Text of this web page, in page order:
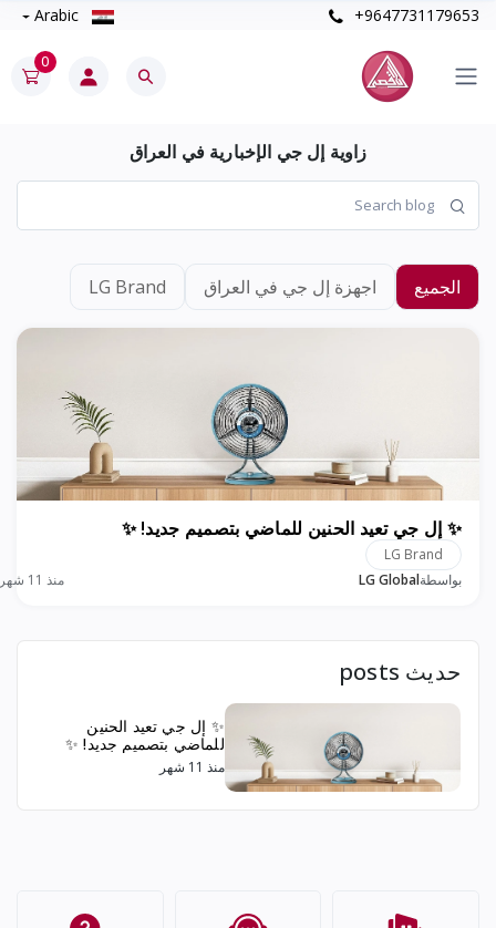
+9647731179653
0
زاوية إل جي الإخبارية في العراق
الجميع اجهزة إل جي في العراق LG Brand
✨ إل جي تعيد الحنين للماضي بتصميم جديد! ✨
LG Brand
بواسطةLG Global منذ 11 شهر
حديث posts
✨ إل جي تعيد الحنين
للماضي بتصميم جديد! ✨
منذ 11 شهر